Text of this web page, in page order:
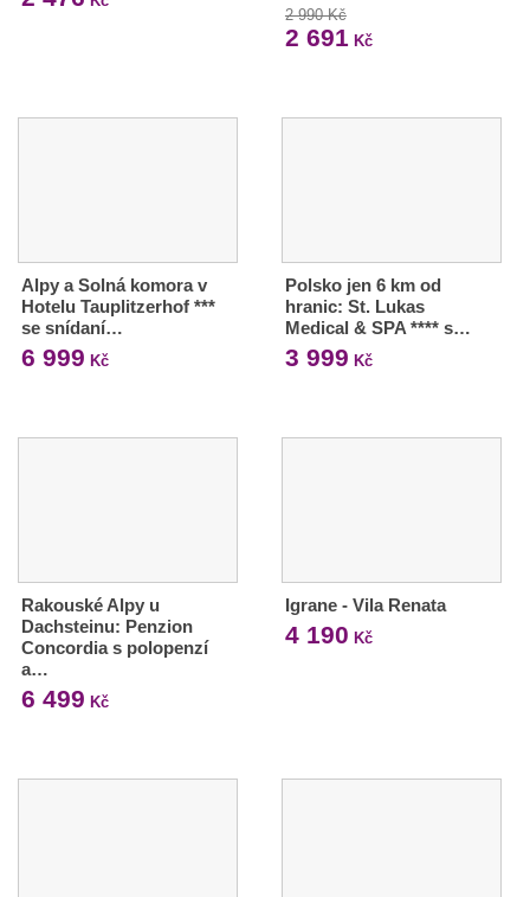
2 990 Kč
2 691 Kč
Alpy a Solná komora v
Hotelu Tauplitzerhof ***
se snídaní…
6 999 Kč
Polsko jen 6 km od
hranic: St. Lukas
Medical & SPA **** s…
3 999 Kč
Rakouské Alpy u
Dachsteinu: Penzion
Concordia s polopenzí
a…
6 499 Kč
Igrane - Vila Renata
4 190 Kč